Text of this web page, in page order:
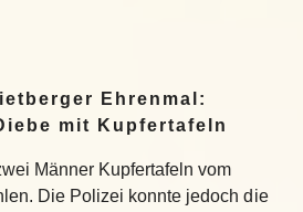
Ehrenmal:
mit Kupfertafeln
Männer Kupfertafeln vom
Die Polizei konnte jedoch die